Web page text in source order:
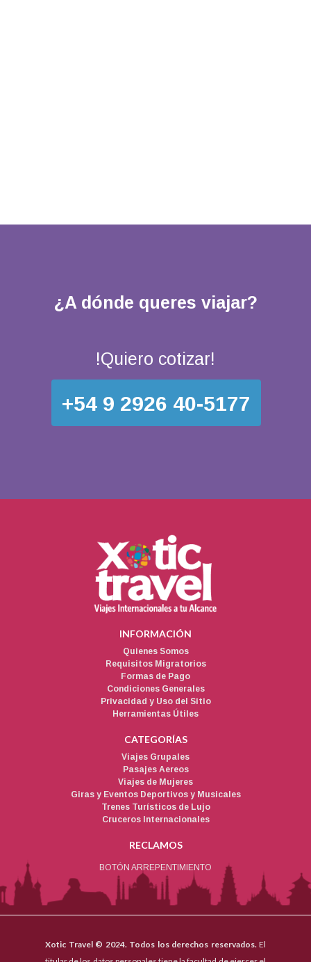
¿A dónde queres viajar?
!Quiero cotizar!
+54 9 2926 40-5177
INFORMACIÓN
Quienes Somos
Requisitos Migratorios
Formas de Pago
Condiciones Generales
Privacidad y Uso del Sitio
Herramientas Útiles
CATEGORÍAS
Viajes Grupales
Pasajes Aereos
Viajes de Mujeres
Giras y Eventos Deportivos y Musicales
Trenes Turísticos de Lujo
Cruceros Internacionales
RECLAMOS
BOTÓN ARREPENTIMIENTO
Xotic Travel © 2024. Todos los derechos reservados. El